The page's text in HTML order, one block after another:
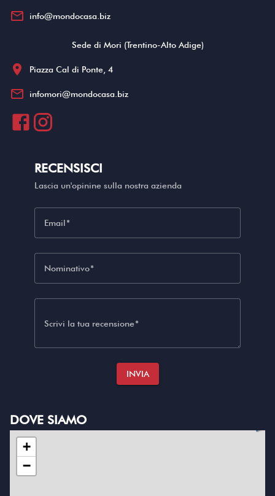
mail_outline info@mondocasa.biz
Sede di Mori (Trentino-Alto Adige)
location_on Piazza Cal di Ponte, 4
mail_outline infomori@mondocasa.biz
RECENSISCI
Lascia un'opinine sulla nostra azienda
Email
Nominativo
Scrivi la tua recensione
INVIA
DOVE SIAMO
+
−